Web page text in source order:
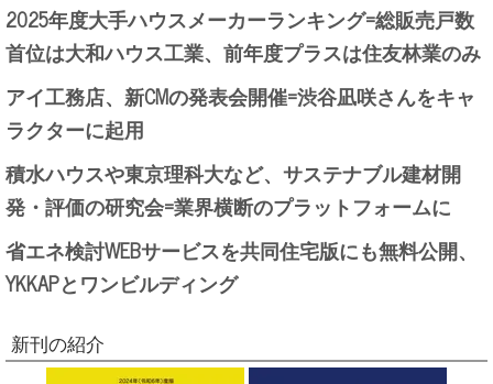
2025年度大手ハウスメーカーランキング=総販売戸数
首位は大和ハウス工業、前年度プラスは住友林業のみ
アイ工務店、新CMの発表会開催=渋谷凪咲さんをキャ
ラクターに起用
積水ハウスや東京理科大など、サステナブル建材開
発・評価の研究会=業界横断のプラットフォームに
省エネ検討WEBサービスを共同住宅版にも無料公開、
YKKAPとワンビルディング
新刊の紹介